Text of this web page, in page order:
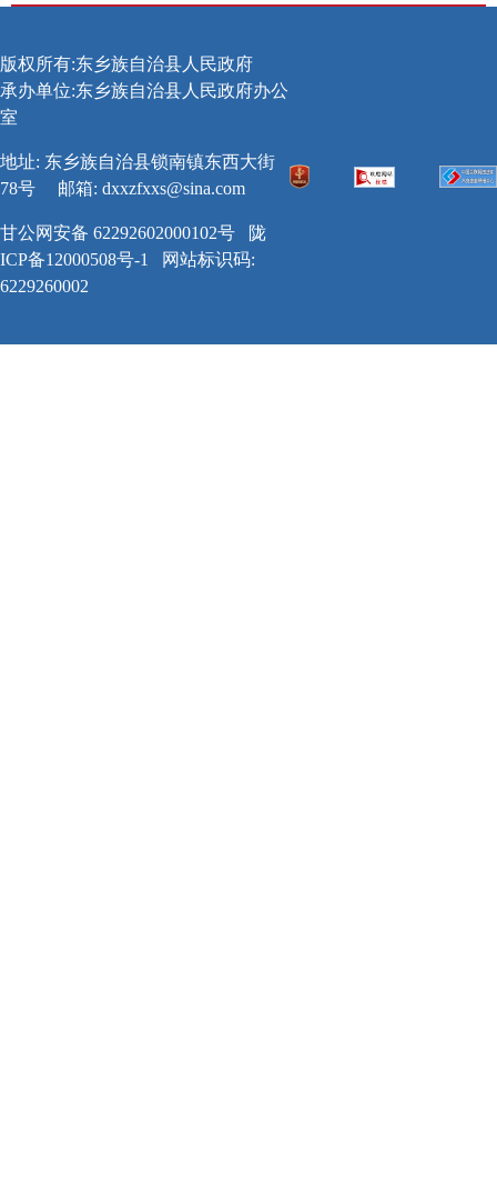
版权所有:东乡族自治县人民政府
承办单位:东乡族自治县人民政府办公
室
地址: 东乡族自治县锁南镇东西大街
78号
邮箱: dxxzfxxs@sina.com
甘公网安备 62292602000102号
陇
ICP备12000508号-1
网站标识码:
6229260002